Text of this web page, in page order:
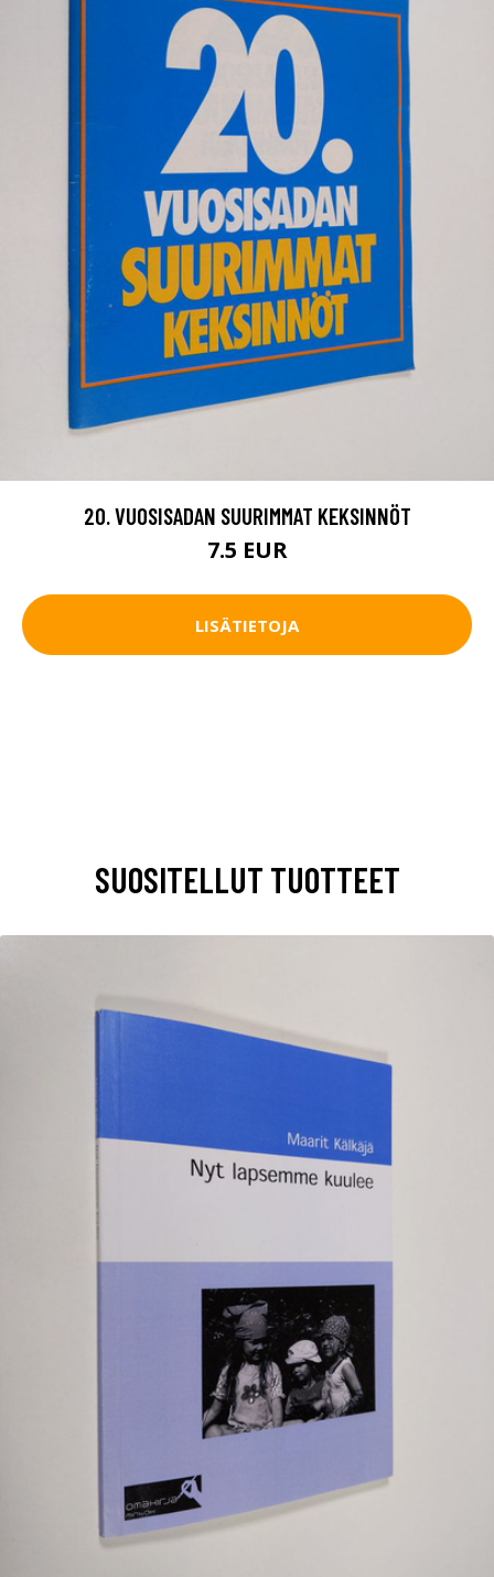
20. VUOSISADAN SUURIMMAT KEKSINNÖT
7.5 EUR
LISÄTIETOJA
SUOSITELLUT TUOTTEET